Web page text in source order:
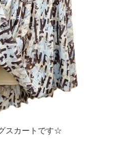
スカートです☆